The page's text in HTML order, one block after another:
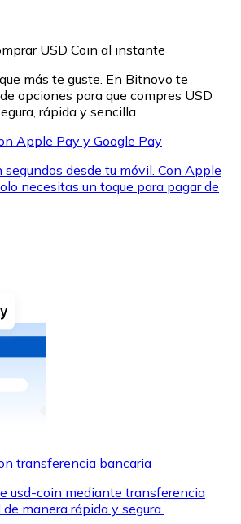
con efectivo en tu tienda más
a tu cuenta Bitnovo o realiza compras
Visa y Mastercard para comprar
regalo
USD Coin al instante
más te guste. En Bitnovo te
opciones para que compres USD
rápida y sencilla.
Apple Pay y Google Pay
desde tu móvil. Con Apple
necesitas un toque para pagar de
transferencia bancaria
usd-coin mediante transferencia
manera rápida y segura.